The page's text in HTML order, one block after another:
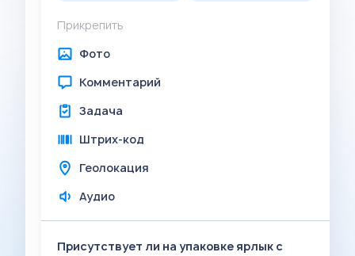
Прикрепить
Фото
Комментарий
Задача
Штрих-код
Геолокация
Аудио
Присутствует ли на упаковке ярлык с